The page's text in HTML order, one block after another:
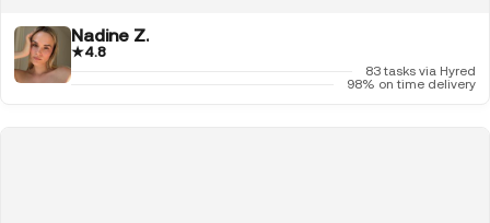
Nadine Z.
★4.8
83 tasks via Hyred
98% on time delivery